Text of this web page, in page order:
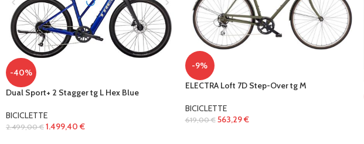
-40%
Dual Sport+ 2 Stagger tg L Hex Blue
BICICLETTE
2.499,00€ 1.499,40 €
-9%
ELECTRA Loft 7D Step-Over tg M
BICICLETTE
619,00€ 563,29€